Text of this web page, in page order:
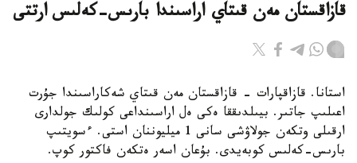
قازاقستان مەن قىتاي اراسىندا بارىس-كەلىس ارتتى
استانا. قازاقپارات - قازاقستان مەن قىتاي شەكاراسىندا جۇرت
اعىلىپ جاتىر. بيىلدىققا ەكى ەل اراسىنداعى كولىك جولدارى
ارقىلى وتكەن جولاۋشى سانى 1 ميليوننان استى. ءسويتىپ
بارىس-كەلىس كوبەيدى. بۇعان اسەر ەتكەن فاكتور كوپ.